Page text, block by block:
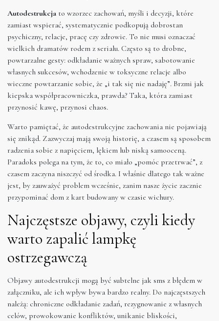
Autodestrukcja to wzorzec zachowań, myśli i decyzji, które
zamiast wspierać, systematycznie podkopują dobrostan
psychiczny, relacje, pracę czy zdrowie. To nie musi oznaczać
wielkich dramatów rodem z serialu. Często są to drobne,
powtarzalne gesty: odkładanie ważnych spraw, sabotowanie
własnych sukcesów, wchodzenie w toksyczne relacje albo
wieczne powtarzanie sobie, że „i tak się nie nadaję”. Brzmi jak
kiepska współpracowniczka, prawda? Taka, która zamiast
przynosić kawę, przynosi chaos.
Warto pamiętać, że autodestrukcyjne zachowania nie pojawiają
się znikąd. Zazwyczaj mają swoją historię, a czasem są sposobem
radzenia sobie z napięciem, lękiem lub niską samooceną.
Paradoks polega na tym, że to, co miało „pomóc przetrwać”, z
czasem zaczyna niszczyć od środka. I właśnie dlatego tak ważne
jest, by zauważyć problem wcześnie, zanim nasze życie zacznie
przypominać dom z kart budowany w czasie wichury.
Najczęstsze objawy, czyli kiedy
warto zapalić lampkę
ostrzegawczą
Objawy autodestrukcji mogą być subtelne jak sms z błędem w
załączniku, ale ich wpływ bywa bardzo realny. Do najczęstszych
należą: chroniczne odkładanie zadań, rezygnowanie z własnych
celów, prowokowanie konfliktów, unikanie bliskości,